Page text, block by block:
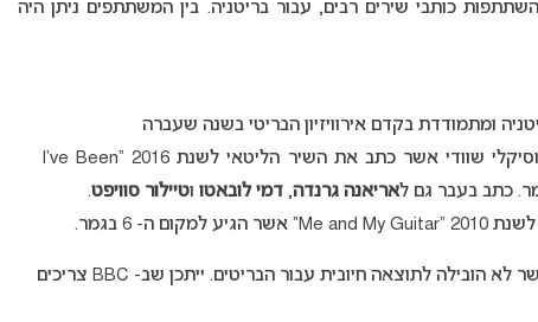
כותבי שירים רבים, עבור בריטניה. בין המשתתפים ניתן היה
(Jonas Thander) – כותב ומפיק מוסיקלי שוודי אשר כתב את השיר הליטאי לשנת 2016 “I’ve Been
אריאנה גרנדה, דמי לובאטו וטיילור סוויפט.
חשוב לציין כי גם בשנה שעברה נערכה סדנה זהה אשר לא הובילה לתוצאה חיובית עבור הבריטים. ייתכן שב- BBC צריכים